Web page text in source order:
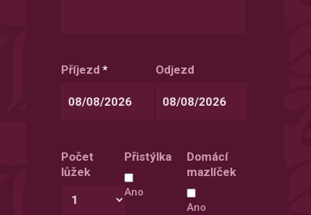
Příjezd *
DD
slash
slash
Odjezd
DD
Počet
lůžek
Přistýlka
Ano
Domácí
mazlíček
Ano